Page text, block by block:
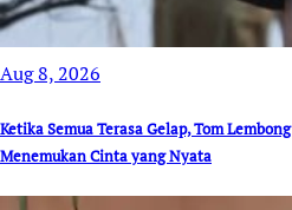
Aug 8, 2026
Ketika Semua Terasa Gelap, Tom Lembong
Menemukan Cinta yang Nyata